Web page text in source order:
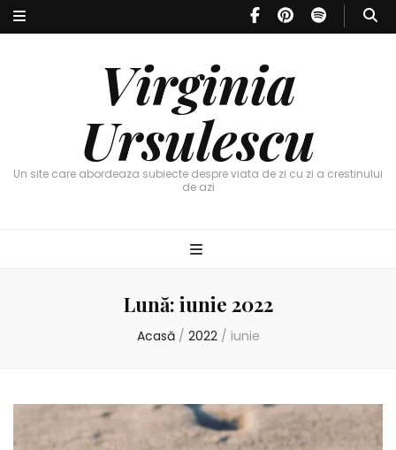
Virginia
Ursulescu
Un site care abordeaza subiecte despre viata de zi cu zi a crestinului
de azi
Lună: iunie 2022
Acasă / 2022 / iunie